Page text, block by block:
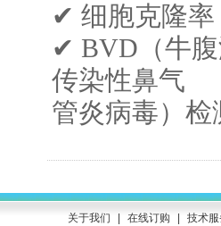
✔ 细胞克隆率
✔ BVD （牛
传染性鼻气
管炎病毒） 检
关于我们 在线订购
技术